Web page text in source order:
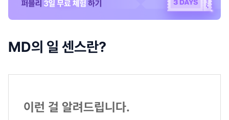
MD의 일 센스란?
이런 걸 알려드립니다.